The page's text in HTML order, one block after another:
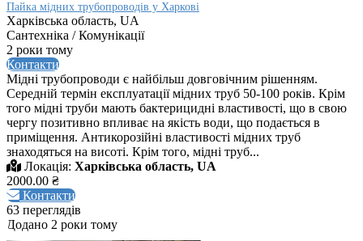
Пайка мідних трубопроводів у Харкові
Харківська область, UA
Сантехніка / Комунікації
2 роки тому
Контакти
Мідні трубопроводи є найбільш довговічним рішенням.
Середній термін експлуатації мідних труб 50-100 років. Крім
того мідні труби мають бактерицидні властивості, що в свою
чергу позитивно впливає на якість води, що подається в
приміщення. Антикорозійні властивості мідних труб
знаходяться на висоті. Крім того, мідні труб...
Локація: Харківська область, UA
2000.00 ₴
Контакти
63 переглядів
Додано 2 роки тому